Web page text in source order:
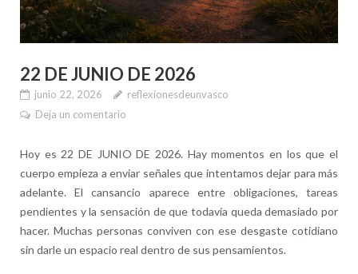
22 DE JUNIO DE 2026
junio 22, 2026
reflexionesdeunvasco
Deja un comentario
Hoy es 22 DE JUNIO DE 2026. Hay momentos en los que el
cuerpo empieza a enviar señales que intentamos dejar para más
adelante. El cansancio aparece entre obligaciones, tareas
pendientes y la sensación de que todavía queda demasiado por
hacer. Muchas personas conviven con ese desgaste cotidiano
sin darle un espacio real dentro de sus pensamientos.